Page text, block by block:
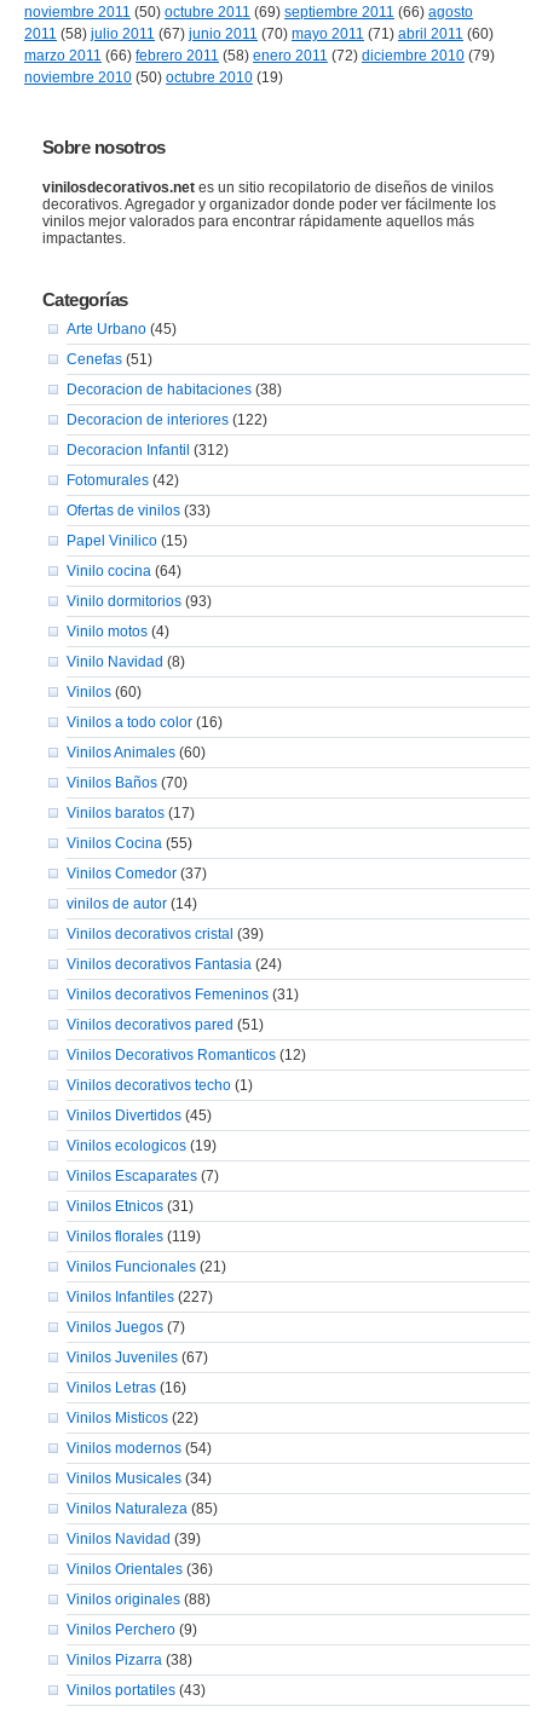
noviembre 2011 (50) octubre 2011 (69) septiembre 2011 (66) agosto
2011 (58) julio 2011 (67) junio 2011 (70) mayo 2011 (71) abril 2011 (60)
marzo 2011 (66) febrero 2011 (58) enero 2011 (72) diciembre 2010 (79)
noviembre 2010 (50) octubre 2010 (19)
Sobre nosotros
vinilosdecorativos.netes un sitio recopilatorio de diseños de vinilos
decorativos. Agregador y organizador donde poder ver fácilmente los
vinilos mejor valorados para encontrar rápidamente aquellos más
impactantes.
Categorías
Arte Urbano(45)
Cenefas(51)
Decoracion de habitaciones(38)
Decoracion de interiores(122)
Decoracion Infantil (312)
Fotomurales(42)
Ofertas de vinilos(33)
Papel Vinilico(15)
Vinilo cocina(64)
Vinilo dormitorios(93)
Vinilo motos(4)
Vinilo Navidad (8)
Vinilos(60)
Vinilos a todo color(16)
Vinilos Animales(60)
Vinilos Baños(70)
Vinilos baratos(17)
Vinilos Cocina(55)
Vinilos Comedor(37)
vinilos de autor(14)
Vinilos decorativos cristal (39)
Vinilos decorativos Fantasia(24)
Vinilos decorativos Femeninos(31)
Vinilos decorativos pared (51)
Vinilos Decorativos Romanticos(12)
Vinilos decorativos techo(1)
Vinilos Divertidos(45)
Vinilos ecologicos(19)
Vinilos Escaparates(7)
Vinilos Etnicos(31)
Vinilos florales(119)
Vinilos Funcionales(21)
Vinilos Infantiles(227)
Vinilos Juegos(7)
Vinilos Juveniles(67)
Vinilos Letras(16)
Vinilos Misticos(22)
Vinilos modernos(54)
Vinilos Musicales(34)
Vinilos Naturaleza(85)
Vinilos Navidad (39)
Vinilos Orientales(36)
Vinilos originales(88)
Vinilos Perchero(9)
Vinilos Pizarra(38)
Vinilos portatiles(43)